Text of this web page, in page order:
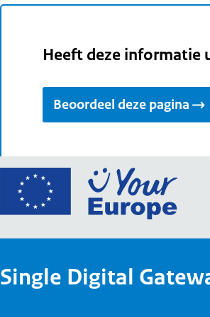
Heeft deze informatie
Beoordeel deze pagina
Ga
Your
Single Digital